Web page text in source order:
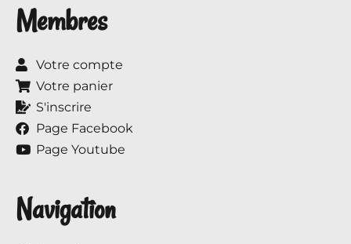
Membres
Votre compte
Votre panier
S'inscrire
Page Facebook
Page Youtube
Navigation